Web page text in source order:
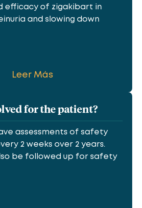
efficacy of zigakibart in
and slowing down
Leer Más
for the patient?
assessments of safety
2 weeks over 2 years.
be followed up for safety